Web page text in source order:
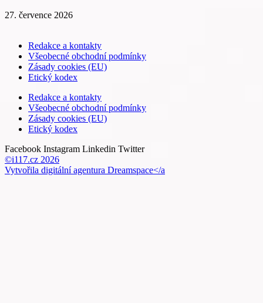
27. července 2026
Redakce a kontakty
Všeobecné obchodní podmínky
Zásady cookies (EU)
Etický kodex
Redakce a kontakty
Všeobecné obchodní podmínky
Zásady cookies (EU)
Etický kodex
Facebook Instagram Linkedin Twitter
©i117.cz 2026
Vytvořila digitální agentura Dreamspace</a